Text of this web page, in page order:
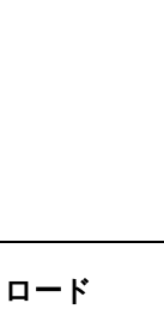
ード